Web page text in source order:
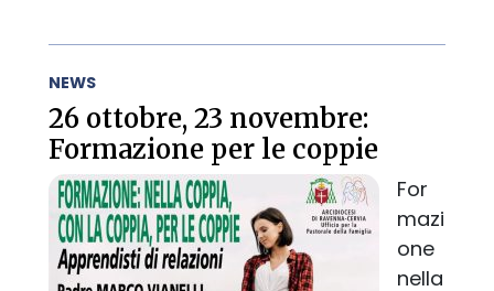
NEWS
26 ottobre, 23 novembre:
Formazione per le coppie
For
mazi
one
nella